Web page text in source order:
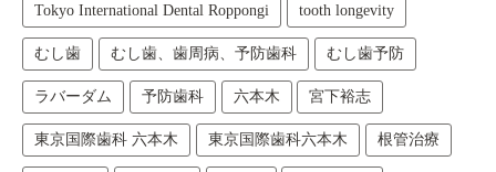
Tokyo International Dental Roppongi tooth longevity
むし歯 むし歯、歯周病、予防歯科 むし歯予防
ラバーダム 予防歯科 六本木 宮下裕志
東京国際歯科 六本木 東京国際歯科六本木 根管治療